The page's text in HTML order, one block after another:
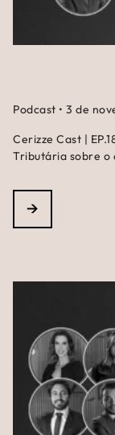
Podcast • 3 de
Cerizze Cast |
Tributária sobre o
→